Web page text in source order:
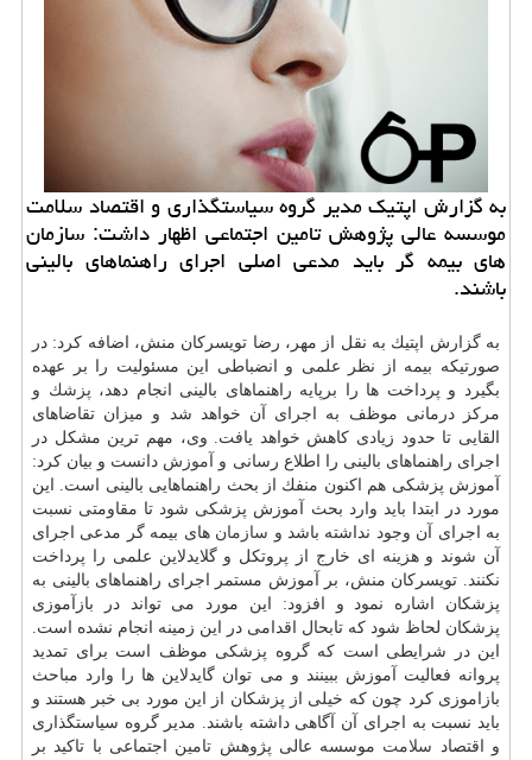
به گزارش اپتیك مدیر گروه سیاستگذاری و اقتصاد سلامت
موسسه عالی پژوهش تامین اجتماعی اظهار داشت: سازمان
های بیمه گر باید مدعی اصلی اجرای راهنماهای بالینی
باشند.
به گزارش اپتیك به نقل از مهر، رضا تویسركان منش، اضافه كرد: در
صورتیكه بیمه از نظر علمی و انضباطی این مسئولیت را بر عهده
بگیرد و پرداخت ها را برپایه راهنماهای بالینی انجام دهد، پزشك و
مركز درمانی موظف به اجرای آن خواهد شد و میزان تقاضاهای
القایی تا حدود زیادی كاهش خواهد یافت. وی، مهم ترین مشكل در
اجرای راهنماهای بالینی را اطلاع رسانی و
آموزش دانست و بیان كرد:
آموزش پزشكی هم اكنون منفك از بحث راهنماهایی بالینی است. این
مورد در ابتدا باید وارد بحث آموزش پزشكی شود تا مقاومتی نسبت
به اجرای آن وجود نداشته باشد و سازمان های بیمه گر مدعی اجرای
آن شوند و هزینه ای خارج از پروتكل و گلایدلاین علمی را پرداخت
نكنند. تویسركان منش، بر آموزش مستمر اجرای راهنماهای بالینی به
پزشكان اشاره نمود و افزود: این مورد می تواند در بازآموزی
پزشكان لحاظ شود كه تابحال اقدامی در این زمینه انجام نشده است.
این در شرایطی است كه گروه پزشكی موظف است برای تمدید
پروانه فعالیت آموزش ببینند و می توان گایدلاین ها را وارد مباحث
بازاموزی كرد چون كه خیلی از پزشكان از این مورد بی خبر هستند و
باید نسبت به اجرای آن آگاهی داشته باشند. مدیر گروه سیاستگذاری
و اقتصاد سلامت موسسه عالی پژوهش تامین اجتماعی با تاكید بر